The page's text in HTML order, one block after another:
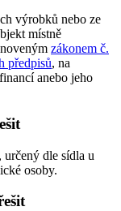
výrobků nebo ze
místně
zákonem č.
předpisů, na
anebo jeho
určený dle sídla u
osoby.